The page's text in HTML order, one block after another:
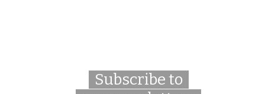
Subscribe to